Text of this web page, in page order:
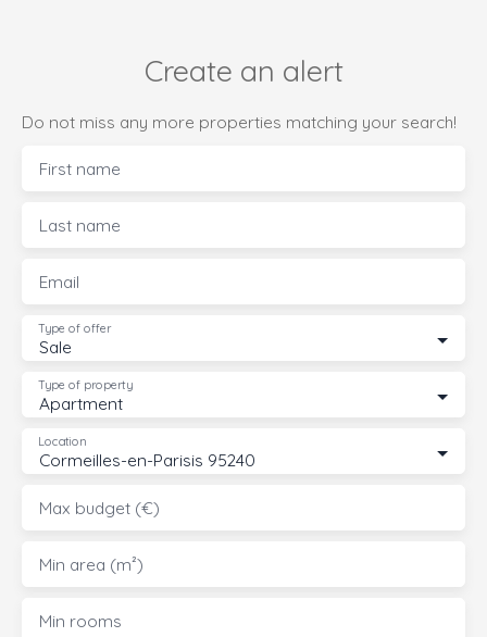
Create an alert
Do not miss any more properties matching your search!
First name
Last name
Email
Sale
Type of offer
Apartment
Type of property
Cormeilles-en-Parisis 95240
Location
Max budget (€)
Min area (m²)
Min rooms